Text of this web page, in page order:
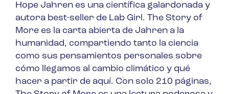
Hope Jahren es una científica galardonada y
autora best-seller de Lab Girl. The Story of
More es la carta abierta de Jahren a la
humanidad, compartiendo tanto la ciencia
como sus pensamientos personales sobre
cómo llegamos al cambio climático y qué
hacer a partir de aquí. Con solo 210 páginas,